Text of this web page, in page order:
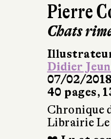
Pierre
Chats
Didier
07/02/2018
40 pages,
Chronique
Librairie